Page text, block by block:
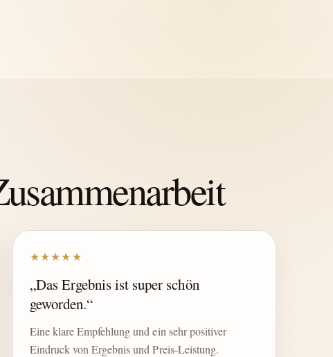
★★★★★
„Das Ergebnis ist super schön
geworden.“
Eine klare Empfehlung und ein sehr positiver
Eindruck von Ergebnis und Preis-Leistung.